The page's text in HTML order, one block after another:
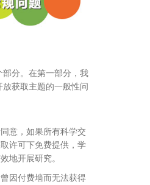
分。在第一部分，我
获取主题的一般性问
意，如果所有科学交
许可下免费提供，学
地开展研究。
因付费墙而无法获得